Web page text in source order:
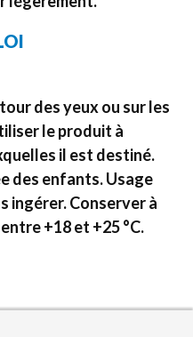
des yeux ou sur les
le produit à
il est destiné.
des enfants. Usage
ingérer. Conserver à
+18 et +25 °C.